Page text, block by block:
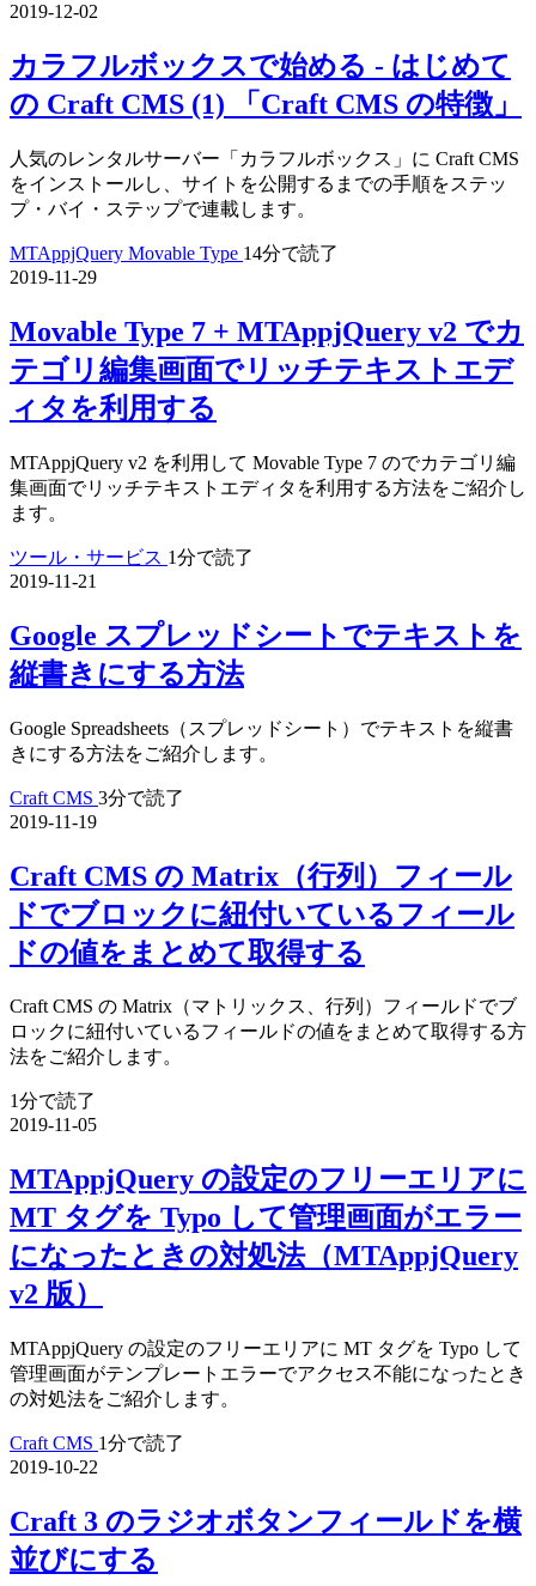
2019-12-02
カラフルボックスで始める - はじめて
の Craft CMS (1) 「Craft CMS の特徴」
人気のレンタルサーバー「カラフルボックス」に Craft CMS
をインストールし、サイトを公開するまでの手順をステッ
プ・バイ・ステップで連載します。
MTAppjQuery Movable Type 14分で読了
2019-11-29
Movable Type 7 + MTAppjQuery v2 でカ
テゴリ編集画面でリッチテキストエデ
ィタを利用する
MTAppjQuery v2 を利用して Movable Type 7 のでカテゴリ編
集画面でリッチテキストエディタを利用する方法をご紹介し
ます。
ツール・サービス 1分で読了
2019-11-21
Google スプレッドシートでテキストを
縦書きにする方法
Google Spreadsheets（スプレッドシート）でテキストを縦書
きにする方法をご紹介します。
Craft CMS 3分で読了
2019-11-19
Craft CMS の Matrix（行列）フィール
ドでブロックに紐付いているフィール
ドの値をまとめて取得する
Craft CMS の Matrix（マトリックス、行列）フィールドでブ
ロックに紐付いているフィールドの値をまとめて取得する方
法をご紹介します。
1分で読了
2019-11-05
MTAppjQuery の設定のフリーエリアに
MT タグを Typo して管理画面がエラー
になったときの対処法（MTAppjQuery
v2 版）
MTAppjQuery の設定のフリーエリアに MT タグを Typo して
管理画面がテンプレートエラーでアクセス不能になったとき
の対処法をご紹介します。
Craft CMS 1分で読了
2019-10-22
Craft 3 のラジオボタンフィールドを横
並びにする